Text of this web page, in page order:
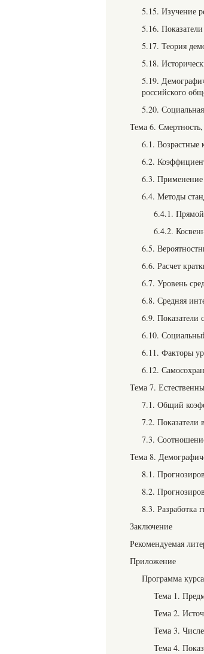
5.15. Изучение
5.16.
5.17. Теория
5.18.
5.19.
российского
5.20.
Тема 6.
6.1. Возрастные
6.2.
6.3. Применение
6.4. Методы
6.4.1. Прямой
6.4.2.
6.5.
6.6. Расчет
6.7. Уровень
6.8. Средняя
6.9. Показатели
6.10.
6.11. Факторы
6.12.
Тема 7.
7.1. Общий
7.2. Показатели
7.3.
Тема 8.
8.1.
8.2.
8.3. Разработка
Заключение
Рекомендуемая
Приложение
Программа
Тема 1.
Тема 2.
Тема 3.
Тема 4.